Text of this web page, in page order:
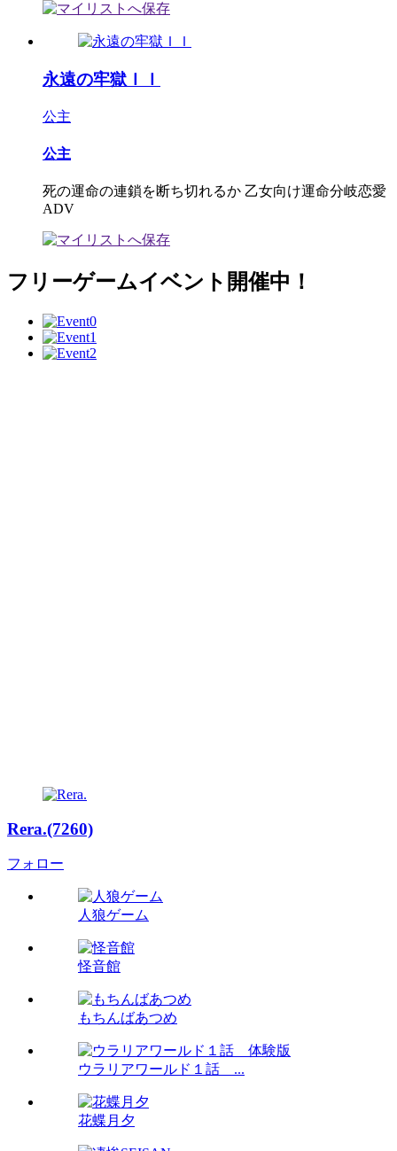
永遠の牢獄ＩＩ
公主
公主
死の運命の連鎖を断ち切れるか 乙女向け運命分岐恋愛
ADV
フリーゲームイベント開催中！
Rera.(7260)
フォロー
人狼ゲーム
怪音館
もちんばあつめ
ウラリアワールド１話 ...
花蝶月夕